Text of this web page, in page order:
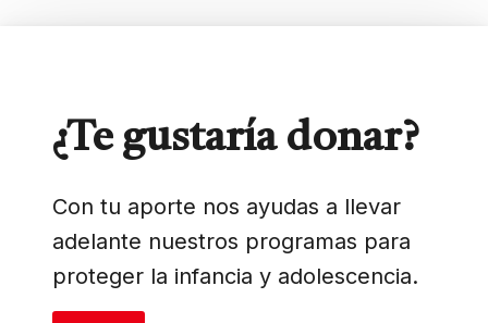
¿Te gustaría donar?
Con tu aporte nos ayudas a llevar
adelante nuestros programas para
proteger la infancia y adolescencia.